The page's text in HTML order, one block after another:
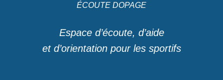
ÉCOUTE DOPAGE
Espace d’écoute, d’aide
et d’orientation pour les sportifs